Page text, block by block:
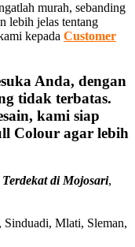
murah, sebanding
lebih jelas tentang
kepada Customer
Anda, dengan
tidak terbatas.
kami siap
Colour agar lebih
di Mojosari,
Mlati, Sleman,